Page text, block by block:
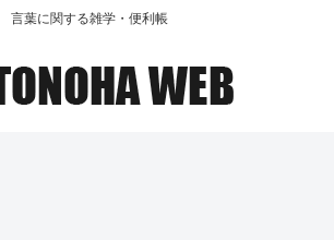
言葉に関する雑学・便利帳